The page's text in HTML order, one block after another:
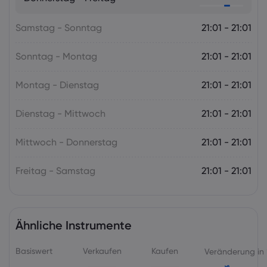
Forex Indizes
Samstag - Sonntag 21:01 - 21:01
Sonntag - Montag 21:01 - 21:01
Montag - Dienstag 21:01 - 21:01
Dienstag - Mittwoch 21:01 - 21:01
Mittwoch - Donnerstag 21:01 - 21:01
Freitag - Samstag 21:01 - 21:01
Ähnliche Instrumente
Basiswert Verkaufen Kaufen Veränderung in